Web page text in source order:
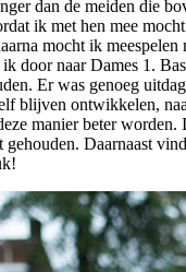
dan de meiden die
ik met hen mee
mocht ik meespelen
door naar Dames 1.
Er was genoeg
blijven ontwikkelen,
manier beter
Daarnaast